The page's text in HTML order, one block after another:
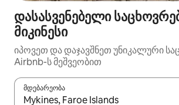
დასასვენებელი
მიკინესი
იპოვეთ და დაჯავშნეთ უნიკალური
Airbnb-ს მეშვეობით
მდებარეობა
როცა შედეგები ხელმისაწვდომი